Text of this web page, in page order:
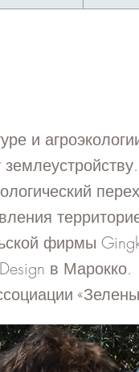
и
фирмы
в Марокко.